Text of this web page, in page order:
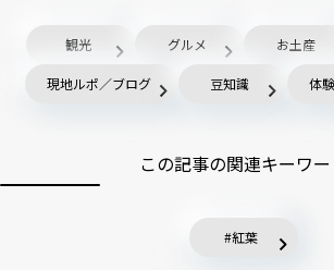
観光 グルメ お土産
現地ルポ／ブログ 豆知識 体
この記事の関連キーワー
紅葉